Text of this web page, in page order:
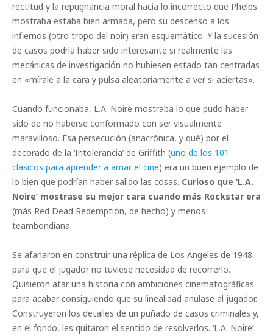
rectitud y la repugnancia moral hacia lo incorrecto que Phelps
mostraba estaba bien armada, pero su descenso a los
infiernos (otro tropo del noir) eran esquemático. Y la sucesión
de casos podría haber sido interesante si realmente las
mecánicas de investigación no hubiesen estado tan centradas
en «mírale a la cara y pulsa aleatoriamente a ver si aciertas».
Cuando funcionaba, L.A. Noire mostraba lo que pudo haber
sido de no haberse conformado con ser visualmente
maravilloso. Esa persecución (anacrónica, y qué) por el
decorado de la ‘Intolerancia’ de Griffith (uno de los 101
clásicos para aprender a amar el cine) era un buen ejemplo de
lo bien que podrían haber salido las cosas. Curioso que ‘L.A.
Noire’ mostrase su mejor cara cuando más Rockstar era
(más Red Dead Redemption, de hecho) y menos
teambondiana.
Se afanaron en construir una réplica de Los Ángeles de 1948
para que el jugador no tuviese necesidad de recorrerlo.
Quisieron atar una historia con ambiciones cinematográficas
para acabar consiguiendo que su linealidad anulase al jugador.
Construyeron los detalles de un puñado de casos criminales y,
en el fondo, les quitaron el sentido de resolverlos. ‘L.A. Noire’